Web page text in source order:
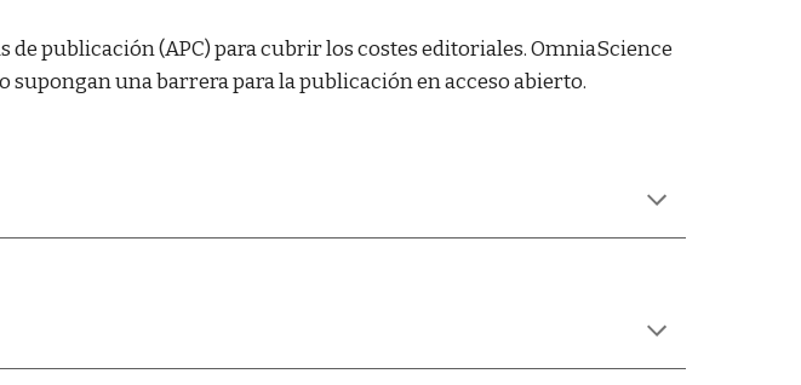
de publicación (APC) para cubrir los costes editoriales. OmniaScience
supongan una barrera para la publicación en acceso abierto.